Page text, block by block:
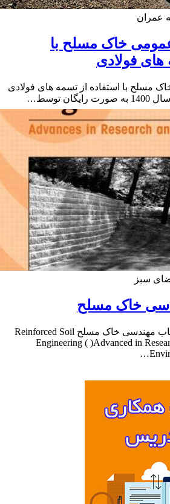
خاک مسلح با
فولادی
با استفاده از تسمه های فولادی
خاک مسلح
کتاب پایه مکانیک خاک کتاب مهندسی خاک مسلح Reinforced Soil
Engineering ( )Advanced in